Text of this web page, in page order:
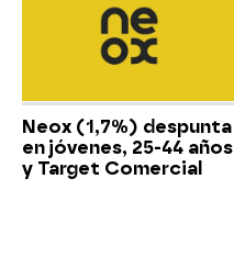
Neox (1,7%) despunta
en jóvenes, 25-44 años
y Target Comercial